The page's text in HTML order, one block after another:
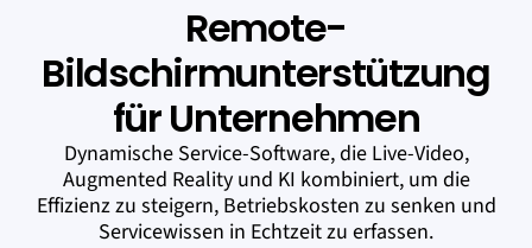
Remote-
Bildschirmunterstützung
für Unternehmen
Dynamische Service-Software, die Live-Video,
Augmented Reality und KI kombiniert, um die
Effizienz zu steigern, Betriebskosten zu senken und
Servicewissen in Echtzeit zu erfassen.